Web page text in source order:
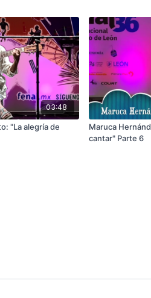
03:48
"La alegría de
Maruca
cantar" Parte 6